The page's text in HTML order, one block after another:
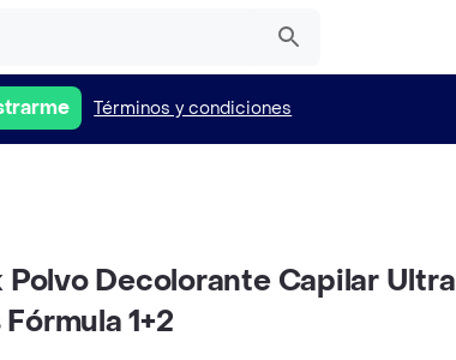
Términos y condiciones
Polvo Decolorante Capilar Ultra
1+2